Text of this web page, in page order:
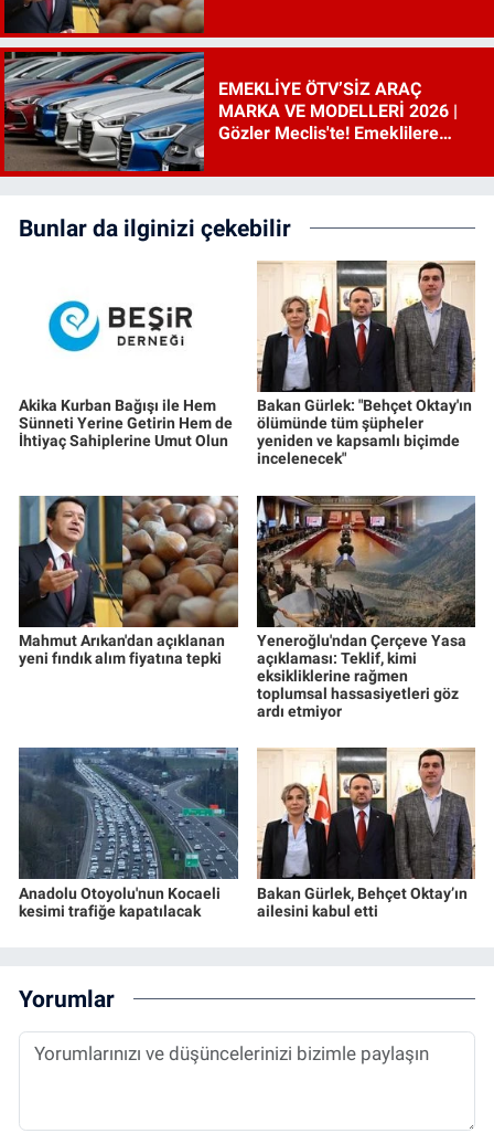
EMEKLİYE ÖTV’SİZ ARAÇ
MARKA VE MODELLERİ 2026 |
Gözler Meclis'te! Emeklilere
ne?
Bunlar da ilginizi çekebilir
Akika Kurban Bağışı ile Hem
Sünneti Yerine Getirin Hem de
İhtiyaç Sahiplerine Umut Olun
Bakan Gürlek: "Behçet Oktay'ın
ölümünde tüm şüpheler
yeniden ve kapsamlı biçimde
incelenecek"
Mahmut Arıkan'dan açıklanan
yeni fındık alım fiyatına tepki
Yeneroğlu'ndan Çerçeve Yasa
açıklaması: Teklif, kimi
eksikliklerine rağmen
toplumsal hassasiyetleri göz
ardı etmiyor
Anadolu Otoyolu'nun Kocaeli
kesimi trafiğe kapatılacak
Bakan Gürlek, Behçet Oktay’ın
ailesini kabul etti
Yorumlar